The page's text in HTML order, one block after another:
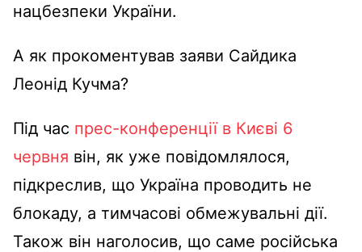
нацбезпеки України.
А як прокоментував заяви Сайдика
Леонід Кучма?
Під час прес-конференції в Києві 6
червня він, як уже повідомлялося,
підкреслив, що Україна проводить не
блокаду, а тимчасові обмежувальні дії.
Також він наголосив, що саме російська